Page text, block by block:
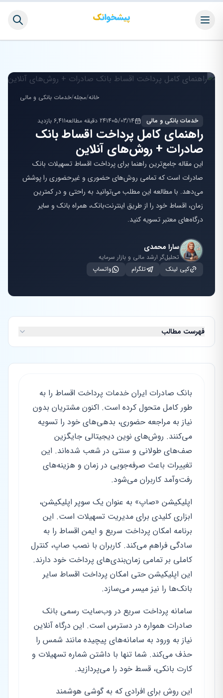
خانه/مجله/خدمات بانکی و مالی
خدمات بانکی و مالی 1405/03/1424 دقیقه مطالعه 6,411 بازدید
راهنمای کامل پرداخت اقساط بانک
صادرات + روش‌های آنلاین
این مقاله جامع‌ترین راهنما برای پرداخت اقساط تسهیلات بانک
صادرات است که تمامی روش‌های حضوری و غیرحضوری را پوشش
می‌دهد. با مطالعه این مطلب می‌توانید به راحتی و در کمترین
زمان، اقساط خود را از طریق اینترنت‌بانک، همراه بانک و سایر
درگاه‌های معتبر تسویه کنید.
سارا محمدی
تحلیل‌گر ارشد مالی و بازار سرمایه
کپی لینک
تلگرام واتساپ
فهرست مطالب
بانک صادرات ایران خدمات پرداخت اقساط را به
طور کامل متحول کرده است. اکنون مشتریان بدون
نیاز به مراجعه حضوری، بدهی‌های خود را تسویه
می‌کنند. روش‌های نوین دیجیتالی جایگزین
صف‌های طولانی و سنتی در شعب شده‌اند. این
تغییرات باعث صرفه‌جویی در زمان و هزینه‌های
رفت‌وآمد کاربران می‌شود.
اپلیکیشن «صاپ» به عنوان یک سوپر اپلیکیشن،
ابزاری کلیدی برای مدیریت تسهیلات است. این
برنامه امکان پرداخت سریع و ایمن اقساط را به
سادگی فراهم می‌کند. کاربران با نصب صاپ، کنترل
کاملی بر تمامی زمان‌بندی‌های پرداخت خود دارند.
این اپلیکیشن حتی امکان پرداخت اقساط سایر
بانک‌ها را نیز میسر می‌سازد.
سامانه پرداخت سریع در وب‌سایت رسمی بانک
صادرات همواره در دسترس است. این درگاه آنلاین
نیاز به ورود به سامانه‌های پیچیده مانند شمس را
حذف می‌کند. شما تنها با داشتن شماره تسهیلات و
کارت بانکی، قسط خود را می‌پردازید.
این روش برای افرادی که به گوشی هوشمند